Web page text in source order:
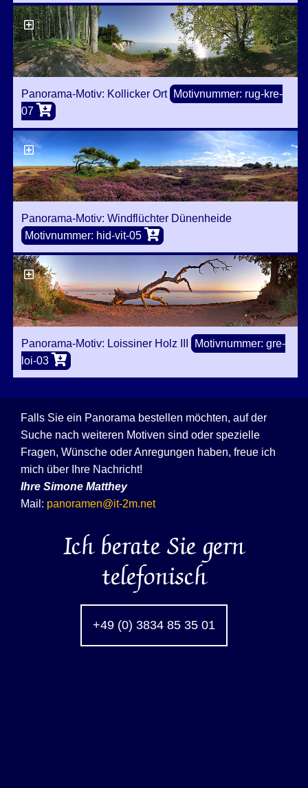
Panorama-Motiv: Kollicker Ort Motivnummer: rug-kre-
07
Panorama-Motiv: Windflüchter Dünenheide
Motivnummer: hid-vit-05
Panorama-Motiv: Loissiner Holz III
Motivnummer: gre-
loi-03
Falls Sie ein Panorama bestellen möchten, auf der
Suche nach weiteren Motiven sind oder spezielle
Fragen, Wünsche oder Anregungen haben, freue ich
mich über Ihre Nachricht!
Ihre Simone Matthey
Mail: panoramen@it-2m.net
Ich berate Sie gern
telefonisch
+49 (0) 3834 85 35 01